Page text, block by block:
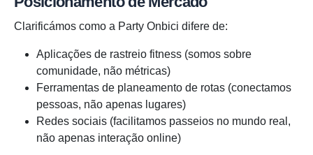
Clarificámos como a Party Onbici difere de:
Aplicações de rastreio fitness (somos sobre
comunidade, não métricas)
Ferramentas de planeamento de rotas (conectamos
pessoas, não apenas lugares)
Redes sociais (facilitamos passeios no mundo real,
não apenas interação online)